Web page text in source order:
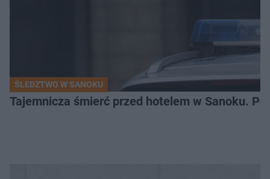
ŚLEDZTWO W SANOKU
Tajemnicza śmierć przed hotelem w Sanoku.